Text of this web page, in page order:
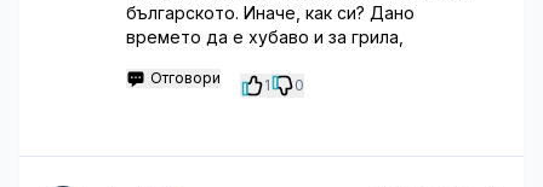
българското. Иначе, как си? Дано
времето да е хубаво и за грила,
Отговори 1 0